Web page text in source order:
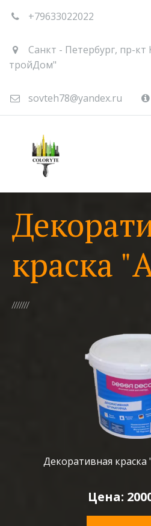
+79633022022
Санкт - Петербург, пр-кт
тройДом"
sovteh78@yandex.ru
краска
Декоративная краска
Цена: